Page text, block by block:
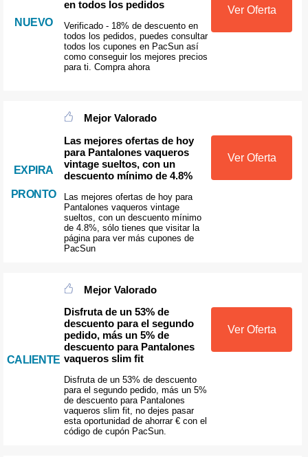
NUEVO
en todos los pedidos
Verificado - 18% de descuento en
todos los pedidos, puedes consultar
todos los cupones en PacSun así
como conseguir los mejores precios
para ti. Compra ahora
Ver Oferta
EXPIRA
PRONTO
Mejor Valorado
Las mejores ofertas de hoy
para Pantalones vaqueros
vintage sueltos, con un
descuento mínimo de 4.8%
Las mejores ofertas de hoy para
Pantalones vaqueros vintage
sueltos, con un descuento mínimo
de 4.8%, sólo tienes que visitar la
página para ver más cupones de
PacSun
Ver Oferta
CALIENTE
Mejor Valorado
Disfruta de un 53% de
descuento para el segundo
pedido, más un 5% de
descuento para Pantalones
vaqueros slim fit
Disfruta de un 53% de descuento
para el segundo pedido, más un 5%
de descuento para Pantalones
vaqueros slim fit, no dejes pasar
esta oportunidad de ahorrar € con el
código de cupón PacSun.
Ver Oferta